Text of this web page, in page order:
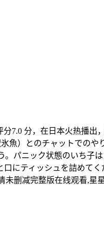
分，在日本火热播出
魚）とのチャットでの
パニック状態のいち
にティッシュを詰めて
删减完整版在线观看,星